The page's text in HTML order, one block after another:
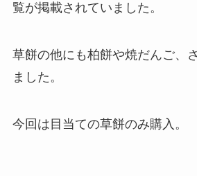
覧が掲載されていました。
草餅の他にも柏餅や焼だんご、
ました。
今回は目当ての草餅のみ購入。